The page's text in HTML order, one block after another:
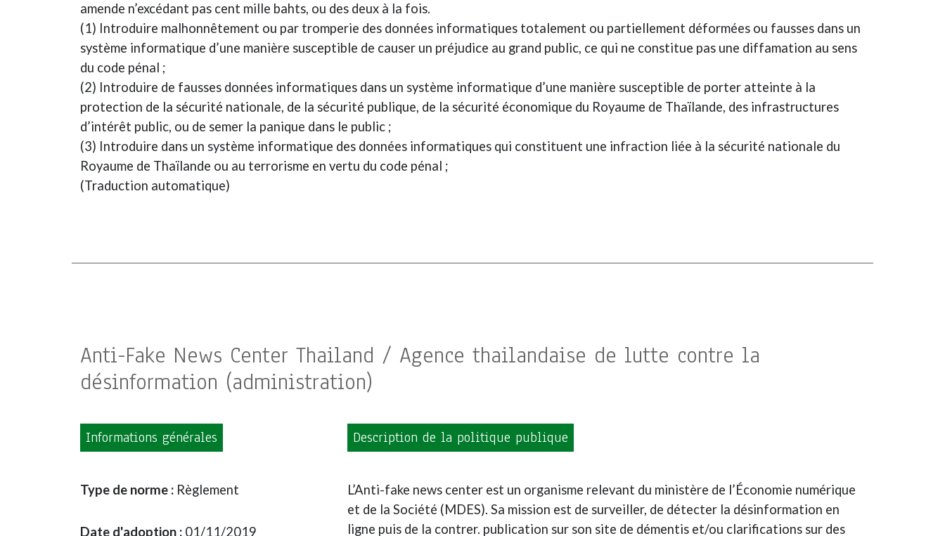
amende n’excédant pas cent mille bahts, ou des deux à la fois.
(1) Introduire malhonnêtement ou par tromperie des données informatiques totalement ou partiellement déformées ou fausses dans un
système informatique d’une manière susceptible de causer un préjudice au grand public, ce qui ne constitue pas une diffamation au sens
du code pénal ;
(2) Introduire de fausses données informatiques dans un système informatique d’une manière susceptible de porter atteinte à la
protection de la sécurité nationale, de la sécurité publique, de la sécurité économique du Royaume de Thaïlande, des infrastructures
d’intérêt public, ou de semer la panique dans le public ;
(3) Introduire dans un système informatique des données informatiques qui constituent une infraction liée à la sécurité nationale du
Royaume de Thaïlande ou au terrorisme en vertu du code pénal ;
(Traduction automatique)
Anti-Fake News Center Thailand / Agence thailandaise de lutte contre la
désinformation (administration)
Informations générales
Type de norme : Règlement
Date d'adoption : 01/11/2019
Description de la politique publique
L’Anti-fake news center est un organisme relevant du ministère de l’Économie numérique
et de la Société (MDES). Sa mission est de surveiller, de détecter la désinformation en
ligne puis de la contrer. publication sur son site de démentis et/ou clarifications sur des